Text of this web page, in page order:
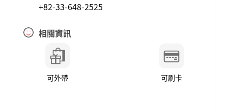
+82-33-648-2525
相關資訊
可外帶 可刷卡